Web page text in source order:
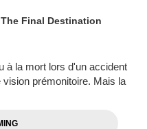
The Final Destination
à la mort lors d'un accident
prémonitoire. Mais la